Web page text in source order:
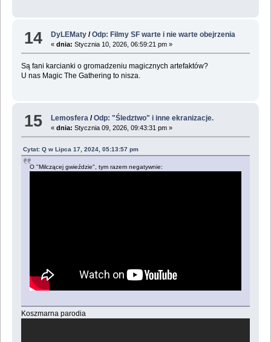
14 DyLEMaty /Odp: Filmy SF warte i nie warte obejrzenia
«dnia: Stycznia 10, 2026, 06:59:21 pm »
Są fani karcianki o gromadzeniu magicznych artefaktów?
U nas Magic The Gathering to nisza.
15 Lemosfera /Odp: "Śledztwo" i inne ekranizacje.
«dnia: Stycznia 09, 2026, 09:43:31 pm »
Cytat: Q w Lipca 17, 2024, 05:13:57 pm
O "Milczącej gwieździe", tym razem negatywnie:
Koszmarna parodia